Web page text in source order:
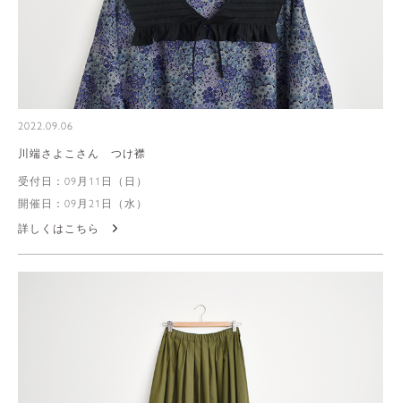
2022.09.06
川端さよこさん つけ襟
受付日：09月11日（日）
開催日：09月21日（水）
詳しくはこちら